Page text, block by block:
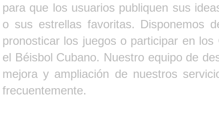
para que los usuarios publiquen sus
o sus estrellas favoritas. Disponemos
pronosticar los juegos o participar en
el Béisbol Cubano. Nuestro equipo de
mejora y ampliación de nuestros
frecuentemente.